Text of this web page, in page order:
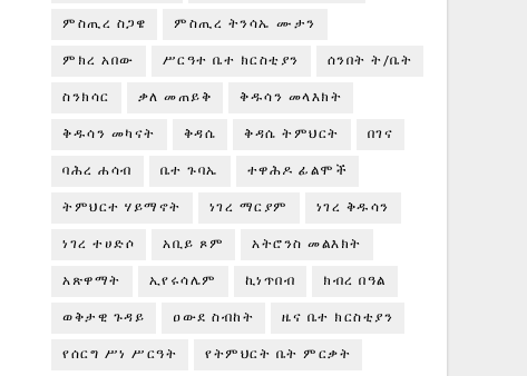
ምስጢረ ስጋዌ ምስጢረ ትንሳኤ ሙታን
ምክረ አበው ሥርዓተ ቤተ ክርስቲያን ሰንበት ት/ቤት
ስንክሳር ቃለ መጠይቅ ቅዱሳን መላእክት
ቅዱሳን መካናት ቅዳሴ ቅዳሴ ትምህርት በገና
ባሕረ ሐሳብ ቤተ ጉባኤ ተዋሕዶ ፊልሞች
ትምህርተ ሃይማኖት ነገረ ማርያም ነገረ ቅዱሳን
ነገረ ተሀድሶ አቢይ ጾም አትሮንስ መልእክት
አጽዋማት ኢየሩሳሌም ኪነጥበብ ክብረ በዓል
ወቅታዊ ጉዳይ ዐውደ ስብከት ዜና ቤተ ክርስቲያን
የሰርግ ሥነ ሥርዓት የትምህርት ቤት ምርቃት